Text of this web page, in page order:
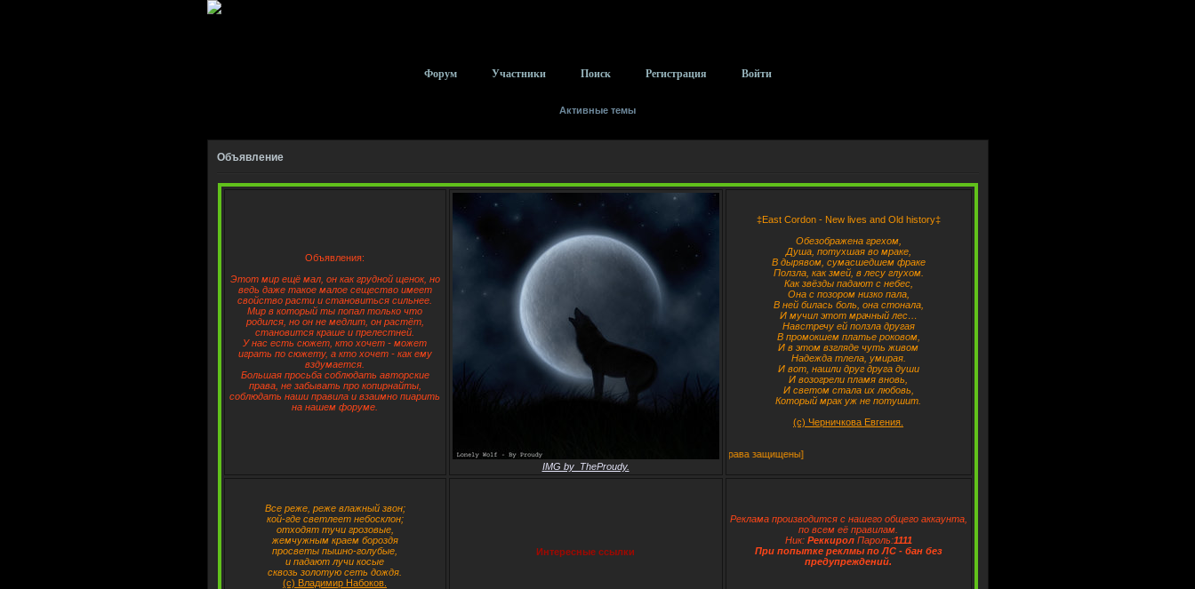
Форум Участники Поиск Регистрация Войти
Активные темы
Объявление
Объявления:
Этот мир ещё мал, он как грудной щенок, но
ведь даже такое малое сещество имеет
свойство расти и становиться сильнее.
Мир в который ты попал только что
родился, но он не медлит, он растёт,
становится краше и прелестней.
У нас есть сюжет, кто хочет - может
играть по сюжету, а кто хочет - как ему
вздумается.
Большая просьба соблюдать авторские
права, не забывать про копирнайты,
соблюдать наши правила и взаимно пиарить
на нашем форуме.
IMG by_TheProudy.
‡East Cordon - New lives and Old history‡
Обезображена грехом,
Душа, потухшая во мраке,
В дырявом, сумасшедшем фраке
Ползла, как змей, в лесу глухом.
Как звёзды падают с небес,
Она с позором низко пала,
В ней билась боль, она стонала,
И мучил этот мрачный лес…
Навстречу ей ползла другая
В промокшем платье роковом,
И в этом взгляде чуть живом
Надежда тлела, умирая.
И вот, нашли друг друга души
И возогрели пламя вновь,
И светом стала их любовь,
Который мрак уж не потушит.
(с) Черничкова Евгения.
‡East Cordon - New lives and Old history‡ (c) 2008 [Все права защищены]
Все реже, реже влажный звон;
кой-где светлеет небосклон;
отходят тучи грозовые,
жемчужным краем бороздя
просветы пышно-голубые,
и падают лучи косые
сквозь золотую сеть дождя.
(с) Владимир Набоков.
Интересные ссылки
Реклама производится с нашего общего аккаунта,
по всем её правилам.
Ник: РеккиролПароль:1111
При попытке реклмы по ЛС - бан без
предупреждений.